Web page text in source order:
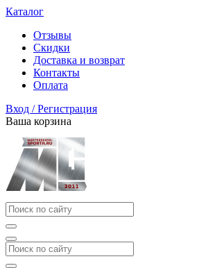
Каталог
Отзывы
Скидки
Доставка и возврат
Контакты
Оплата
Вход / Регистрация
Ваша корзина